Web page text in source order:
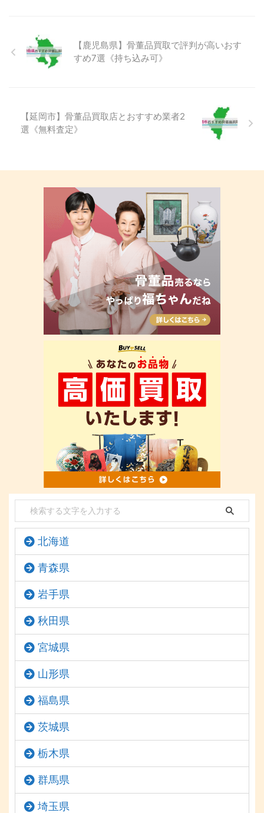
【鹿児島県】骨董品買取で評判が高いおす
すめ7選《持ち込み可》
【延岡市】骨董品買取店とおすすめ業者2
選《無料査定》
北海道
青森県
岩手県
秋田県
宮城県
山形県
福島県
茨城県
栃木県
群馬県
埼玉県